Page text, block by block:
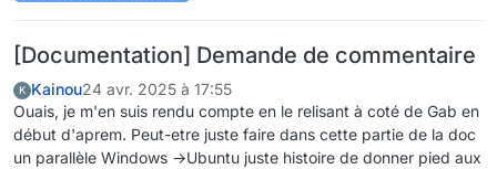
[Documentation] Demande de commentaire
K Kainou24 avr. 2025 à 17:55
Ouais, je m'en suis rendu compte en le relisant à coté de Gab en
début d'aprem. Peut-etre juste faire dans cette partie de la doc
un parallèle Windows →Ubuntu juste histoire de donner pied aux